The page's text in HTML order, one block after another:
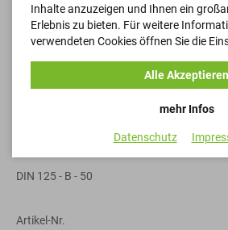
DIN 125 - B - 50
Artikel-Nr.
Inhalte anzuzeigen und Ihnen ein
Erlebnis zu bieten. Für weitere
verwendeten Cookies öffnen Sie die
mehr Infos
Alle Akzeptieren
Datenschutz